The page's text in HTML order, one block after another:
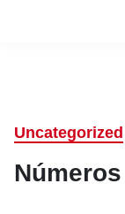
Uncategorized
Números